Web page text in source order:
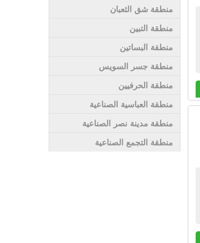
منطقة شق الثعبان
منطقة التبين
منطقة البساتين
منطقة جسر السويس
منطقة الحرفيين
منطقة العباسية الصناعية
منطقة مدينة نصر الصناعية
منطقة التجمع الصناعية